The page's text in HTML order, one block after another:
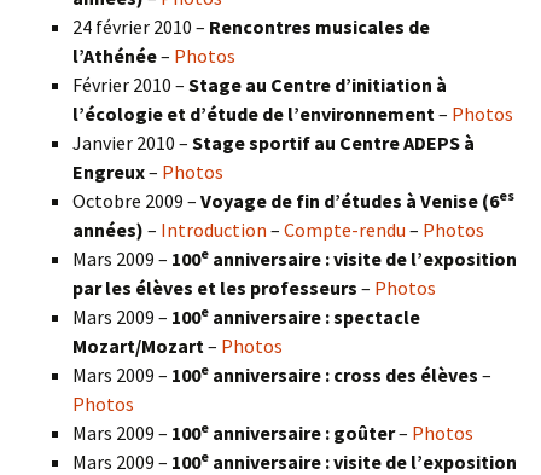
24 février 2010 – Rencontres musicales de
l’Athénée– Photos
Février 2010 – Stage au Centre d’initiation à
l’écologie et d’étude de l’environnement – Photos
Janvier 2010 – Stage sportif au Centre ADEPS à
Engreux– Photos
Octobre 2009 – Voyage de fin d’études à Venise (6es
années) – Introduction – Compte-rendu – Photos
Mars 2009 – 100e anniversaire : visite de l’exposition
par les élèves et les professeurs – Photos
Mars 2009 – 100e anniversaire : spectacle
Mozart/Mozart – Photos
Mars 2009 – 100e anniversaire : cross des élèves –
Photos
Mars 2009 – 100e anniversaire : goûter– Photos
Mars 2009 – 100e anniversaire : visite de l’exposition